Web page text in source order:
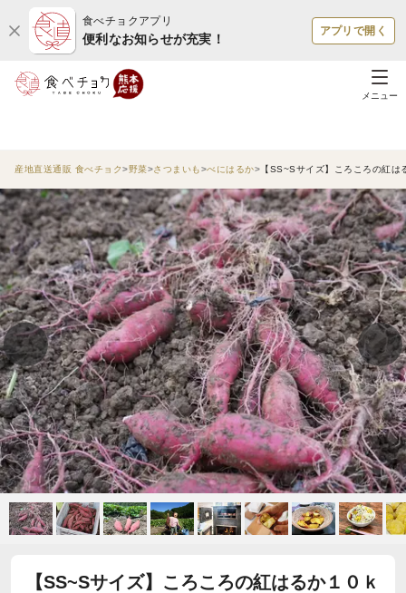
食べチョクアプリ
便利なお知らせが充実！
アプリで開く
メニュー
産地直送通販 食べチョク 野菜 さつまいも べにはるか 【SS~Sサイズ】ころころの紅
【SS~Sサイズ】ころころの紅はるか１０ｋ